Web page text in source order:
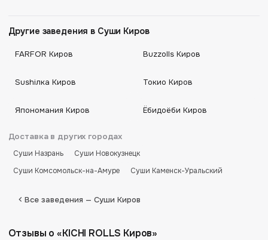
Другие заведения в Суши Киров
FARFOR Киров Buzzolls Киров
Sushiлка Киров Токио Киров
Япономания Киров Ёбидоёби Киров
Доставка в других городах
Суши Назрань
Суши Новокузнецк
Суши Комсомольск-на-Амуре
Суши Каменск-Уральский
Все заведения — Суши Киров
Отзывы о «KICHI ROLLS Киров»